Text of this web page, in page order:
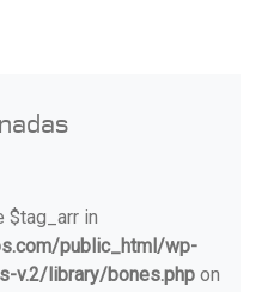
$tag_arr in
public_html/wp-
v.2/library/bones.phpon